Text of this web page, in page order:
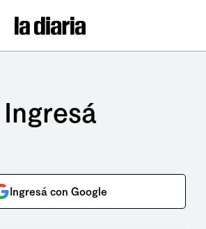
Ingresá
Ingresá con Google